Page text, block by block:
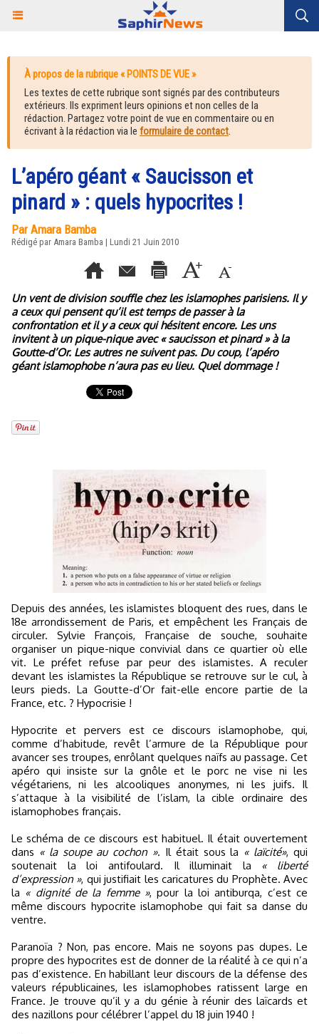
À propos de la rubrique « POINTS DE VUE »
Les textes de cette rubrique sont signés par des contributeurs
extérieurs. Ils expriment leurs opinions et non celles de la
rédaction. Partagez votre point de vue en commentaire ou en
écrivant à la rédaction via le formulaire de contact.
L’apéro géant « Saucisson et
pinard » : quels hypocrites !
Par Amara Bamba
Rédigé par Amara Bamba | Lundi 21 Juin 2010
Un vent de division souffle chez les islamophes parisiens. Il y
a ceux qui pensent qu’il est temps de passer à la
confrontation et il y a ceux qui hésitent encore. Les uns
invitent à un pique-nique avec « saucisson et pinard » à la
Goutte-d’Or. Les autres ne suivent pas. Du coup, l’apéro
géant islamophobe n’aura pas eu lieu. Quel dommage !
Depuis des années, les islamistes bloquent des rues, dans le
18e arrondissement de Paris, et empêchent les Français de
circuler. Sylvie François, Française de souche, souhaite
organiser un pique-nique convivial dans ce quartier où elle
vit. Le préfet refuse par peur des islamistes. A reculer
devant les islamistes la République se retrouve sur le cul, à
leurs pieds. La Goutte-d’Or fait-elle encore partie de la
France, etc. ? Hypocrisie !
Hypocrite et pervers est ce discours islamophobe, qui,
comme d’habitude, revêt l’armure de la République pour
avancer ses troupes, enrôlant quelques naïfs au passage. Cet
apéro qui insiste sur la gnôle et le porc ne vise ni les
végétariens, ni les alcooliques anonymes, ni les juifs. Il
s’attaque à la visibilité de l’islam, la cible ordinaire des
islamophobes français.
Le schéma de ce discours est habituel. Il était ouvertement
dans « la soupe au cochon ». Il était sous la « laïcité», qui
soutenait la loi antifoulard. Il illuminait la « liberté
d’expression », qui justifiait les caricatures du Prophète. Avec
la « dignité de la femme », pour la loi antiburqa, c’est ce
même discours hypocrite islamophobe qui fait sa danse du
ventre.
Paranoïa ? Non, pas encore. Mais ne soyons pas dupes. Le
propre des hypocrites est de donner de la réalité à ce qui n’a
pas d’existence. En habillant leur discours de la défense des
valeurs républicaines, les islamophobes ratissent large en
France. Je trouve qu’il y a du génie à réunir des laïcards et
des nazillons pour célébrer l’appel du 18 juin 1940 !